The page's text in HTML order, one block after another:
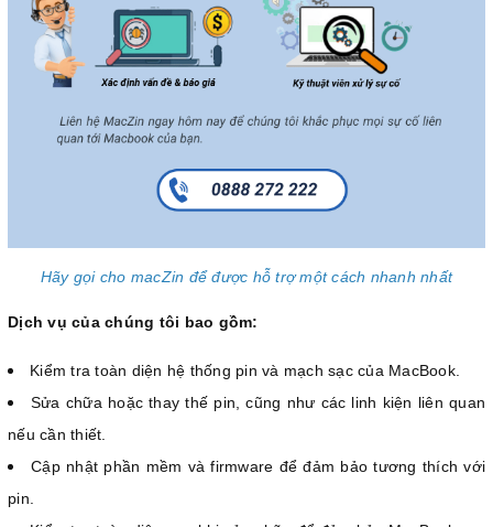
Hãy gọi cho macZin để được hỗ trợ một cách nhanh nhất
Dịch vụ của chúng tôi bao gồm:
Kiểm tra toàn diện hệ thống pin và mạch sạc của MacBook.
Sửa chữa hoặc thay thế pin, cũng như các linh kiện liên quan
nếu cần thiết.
Cập nhật phần mềm và firmware để đảm bảo tương thích với
pin.